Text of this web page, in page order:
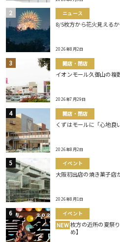
ニュース
8/5枚方から花火見えるか
2026年8月2日
開店・閉店
イオンモール久御山の複
2026年7月29日
開店・閉店
くずはモールに「心地良
2026年8月2日
イベント
大阪初出店の焼き菓子店
2026年8月1日
イベント
NEW 枚方の近所の夏祭
め】